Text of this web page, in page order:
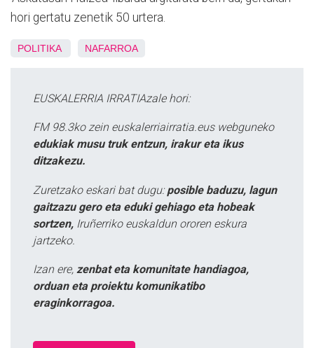
hori gertatu zenetik 50 urtera.
POLITIKA NAFARROA
EUSKALERRIA IRRATIAzale hori:
FM 98.3ko zein euskalerriairratia.eus webguneko
edukiak musu truk entzun, irakur eta ikus
ditzakezu.
Zuretzako eskari bat dugu: posible baduzu, lagun
gaitzazu gero eta eduki gehiago eta hobeak
sortzen, Iruñerriko euskaldun ororen eskura
jartzeko.
Izan ere, zenbat eta komunitate handiagoa,
orduan eta proiektu komunikatibo
eraginkorragoa.